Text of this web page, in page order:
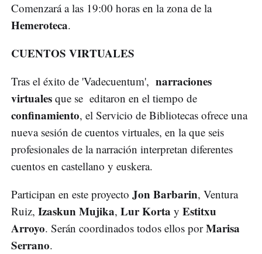
Comenzará a las 19:00 horas en la zona de la
Hemeroteca.
CUENTOS VIRTUALES
Tras el éxito de 'Vadecuentum', narraciones
virtuales que se editaron en el tiempo de
confinamiento, el Servicio de Bibliotecas ofrece una
nueva sesión de cuentos virtuales, en la que seis
profesionales de la narración interpretan diferentes
cuentos en castellano y euskera.
Participan en este proyecto Jon Barbarin, Ventura
Ruiz, Izaskun Mujika, Lur Korta y Estitxu
Arroyo. Serán coordinados todos ellos porMarisa
Serrano.